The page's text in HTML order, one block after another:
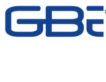
Zum Inhalt